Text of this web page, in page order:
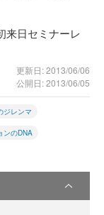
来日セミナーレ
更新日: 2013/06/06
公開日: 2013/06/05
ジレンマ
ンのDNA